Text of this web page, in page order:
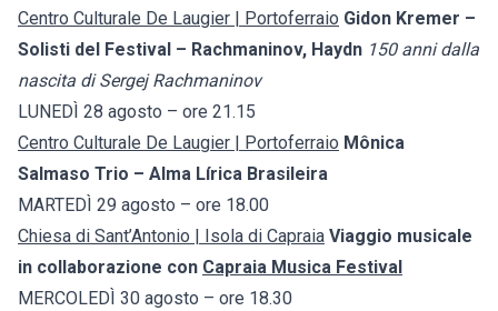
Centro Culturale De Laugier | Portoferraio Gidon Kremer –
Solisti del Festival – Rachmaninov, Haydn 150 anni dalla
nascita di Sergej Rachmaninov
LUNEDÌ 28 agosto – ore 21.15
Centro Culturale De Laugier | Portoferraio Mônica
Salmaso Trio – Alma Lírica Brasileira
MARTEDÌ 29 agosto – ore 18.00
Chiesa di Sant’Antonio | Isola di Capraia Viaggio musicale
in collaborazione con Capraia Musica Festival
MERCOLEDÌ 30 agosto – ore 18.30